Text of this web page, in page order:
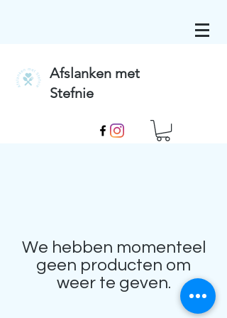
Afslanken met
Stefnie
We hebben momenteel
geen producten om
weer te geven.